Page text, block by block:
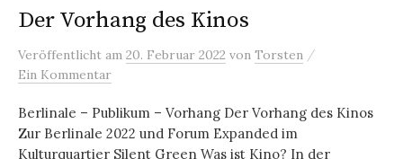
Der Vorhang des Kinos
Veröffentlicht am 20. Februar 2022 von Torsten /
Ein Kommentar
Berlinale – Publikum – Vorhang Der Vorhang des Kinos
Zur Berlinale 2022 und Forum Expanded im
Kulturquartier Silent Green Was ist Kino? In der